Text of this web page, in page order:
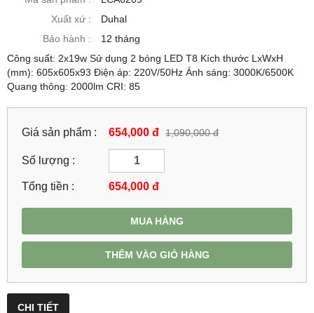
Xuất xứ :
Duhal
Bảo hành :
12 tháng
Công suất: 2x19w Sử dụng 2 bóng LED T8 Kích thước LxWxH
(mm): 605x605x93 Điện áp: 220V/50Hz Ánh sáng: 3000K/6500K
Quang thông: 2000lm CRI: 85
Giá sản phẩm : 654,000 đ 1,090,000 đ
Số lượng :
Tổng tiền : 654,000 đ
MUA HÀNG
THÊM VÀO GIỎ HÀNG
CHI TIẾT